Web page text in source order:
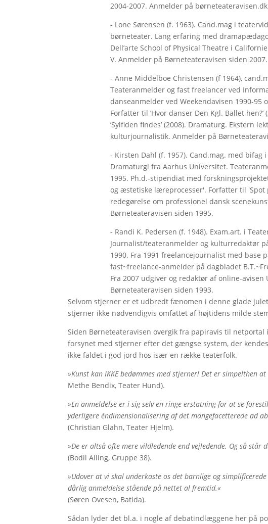
2004-2007. Anmelder på
- Lone Sørensen (f. 1963). Cand.mag i
børneteater. Lang erfaring med
Dell’arte School of Physical Theatre i
V. Anmelder på Børneteateravisen siden 2007.
- Anne Middelboe Christensen (f 1964),
Teateranmelder og fast freelancer ved
danseanmelder ved Weekendavisen 1990-95
Forfatter til ’Hvor danser Den Kgl. Ballet hen?’
’Sylfiden findes’ (2008). Dramaturg. Ekstern
kulturjournalistik. Anmelder på
- Kirsten Dahl (f. 1957). Cand.mag. med bifag
Dramaturgi fra Aarhus Universitet.
1995. Ph.d.-stipendiat med
og æstetiske læreprocesser'. Forfatter til 'Spot
redegørelse om professionel dansk
Børneteateravisen siden 1995.
- Randi K. Pedersen (f. 1948). Exam.art. i
Journalist/teateranmelder og kulturredaktør
1990. Fra 1991 freelancejournalist med base
fast~freelance-anmelder på dagbladet
Fra 2007 udgiver og redaktør af online-avisen
Børneteateravisen siden 1993.
Selvom stjerner er et udbredt fænomen i denne glade
stjerner ikke nødvendigvis omfattet af højtidens milde
Siden Børneteateravisen overgik fra papiravis til
forsynet med stjerner efter det gængse system, der
ikke faldet i god jord hos især en række teaterfolk.
»Kunst kan IKKE bedømmes med stjerner! Det er simpelthen
Methe Bendix, Teater Hund).
»En anmeldelse er i sig selv en ringe erstatning for at se
yderligere éndimensionalisering af det mangefacetterede ad
(Christian Glahn, Teater Hjelm).
»De er altså ofte mere vildledende end vejledende. Og så står
(Bodil Alling, Gruppe 38).
»Udover at vi skal underkaste os det barnlige og
dårlig anmeldelse stående på nettet al fremtid.«
(Søren Ovesen, Batida).
Sådan lyder det bl.a. i nogle af debatindlæggene her på